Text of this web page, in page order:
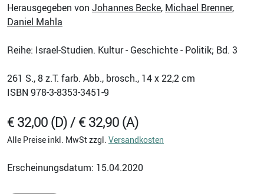
Herausgegeben von Johannes Becke, Michael Brenner,
Daniel Mahla
Reihe: Israel-Studien. Kultur - Geschichte - Politik; Bd. 3
261 S., 8 z.T. farb. Abb., brosch., 14 x 22,2 cm
ISBN 978-3-8353-3451-9
€ 32,00 (D) / € 32,90 (A)
Alle Preise inkl. MwSt zzgl. Versandkosten
Erscheinungsdatum: 15.04.2020